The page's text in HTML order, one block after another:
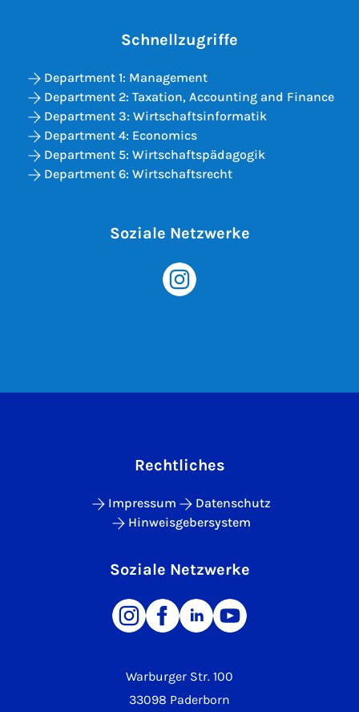
Schnellzugriffe
Department 1: Management
Department 2: Taxation, Accounting and Finance
Department 3: Wirtschaftsinformatik
Department 4: Economics
Department 5: Wirtschaftspädagogik
Department 6: Wirtschaftsrecht
Soziale Netzwerke
Warburger Str. 100
33098 Paderborn
Rechtliches
Impressum
Datenschutz
Hinweisgebersystem
Soziale Netzwerke